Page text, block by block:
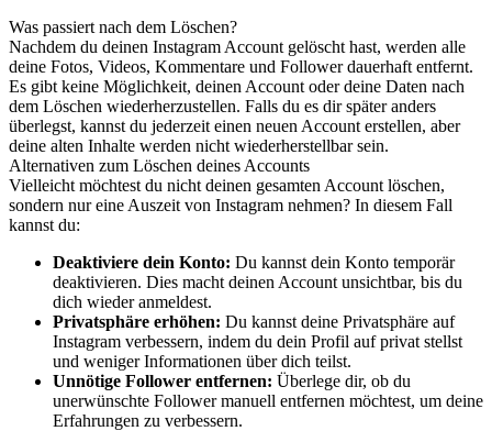
Was passiert nach dem Löschen?
Nachdem du deinen Instagram Account gelöscht hast, werden alle
deine Fotos, Videos, Kommentare und Follower dauerhaft entfernt.
Es gibt keine Möglichkeit, deinen Account oder deine Daten nach
dem Löschen wiederherzustellen. Falls du es dir später anders
überlegst, kannst du jederzeit einen neuen Account erstellen, aber
deine alten Inhalte werden nicht wiederherstellbar sein.
Alternativen zum Löschen deines Accounts
Vielleicht möchtest du nicht deinen gesamten Account löschen,
sondern nur eine Auszeit von Instagram nehmen? In diesem Fall
kannst du:
Deaktiviere dein Konto: Du kannst dein Konto temporär
deaktivieren. Dies macht deinen Account unsichtbar, bis du
dich wieder anmeldest.
Privatsphäre erhöhen: Du kannst deine Privatsphäre auf
Instagram verbessern, indem du dein Profil auf privat stellst
und weniger Informationen über dich teilst.
Unnötige Follower entfernen: Überlege dir, ob du
unerwünschte Follower manuell entfernen möchtest, um deine
Erfahrungen zu verbessern.